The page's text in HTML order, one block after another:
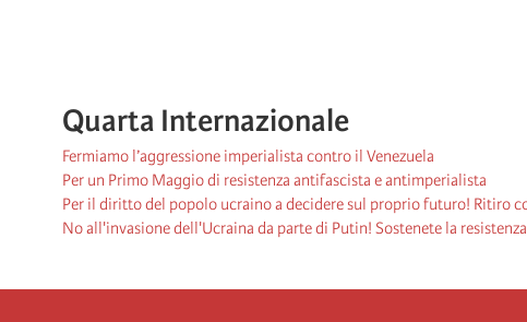
Quarta Internazionale
Fermiamo l’aggressione imperialista contro il Venezuela
Per un Primo Maggio di resistenza antifascista e antimperialista
Per il diritto del popolo ucraino a decidere sul proprio futuro! Ritiro
No all'invasione dell'Ucraina da parte di Putin! Sostenete la